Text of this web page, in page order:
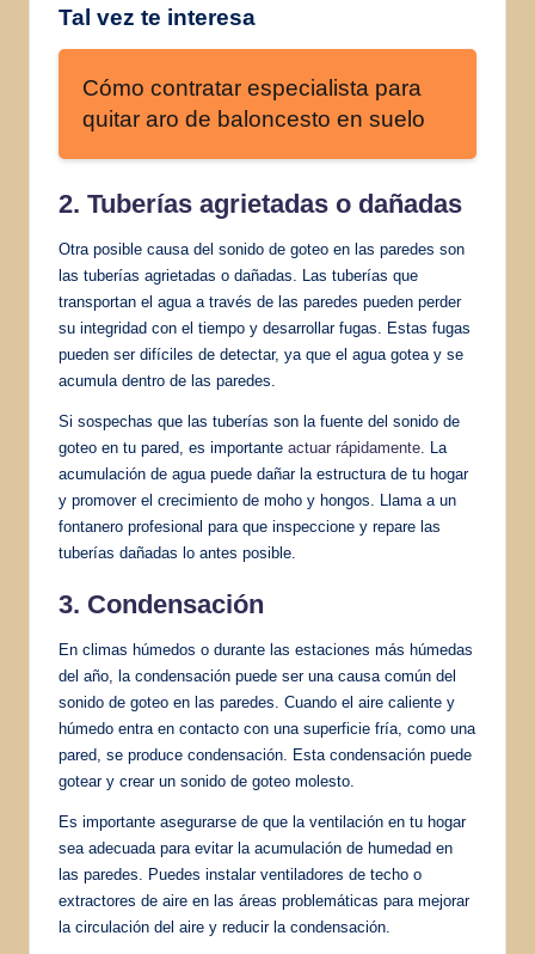
Tal vez te interesa
Cómo contratar especialista para
quitar aro de baloncesto en suelo
2. Tuberías agrietadas o dañadas
Otra posible causa del sonido de goteo en las paredes son
las tuberías agrietadas o dañadas. Las tuberías que
transportan el agua a través de las paredes pueden perder
su integridad con el tiempo y desarrollar fugas. Estas fugas
pueden ser difíciles de detectar, ya que el agua gotea y se
acumula dentro de las paredes.
Si sospechas que las tuberías son la fuente del sonido de
goteo en tu pared, es importante actuar rápidamente . La
acumulación de agua puede dañar la estructura de tu hogar
y promover el crecimiento de moho y hongos. Llama a un
fontanero profesional para que inspeccione y repare las
tuberías dañadas lo antes posible.
3. Condensación
En climas húmedos o durante las estaciones más húmedas
del año, la condensación puede ser una causa común del
sonido de goteo en las paredes. Cuando el aire caliente y
húmedo entra en contacto con una superficie fría, como una
pared, se produce condensación. Esta condensación puede
gotear y crear un sonido de goteo molesto.
Es importante asegurarse de que la ventilación en tu hogar
sea adecuada para evitar la acumulación de humedad en
las paredes. Puedes instalar ventiladores de techo o
extractores de aire en las áreas problemáticas para mejorar
la circulación del aire y reducir la condensación.